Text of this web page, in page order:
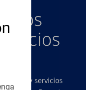
y servicios